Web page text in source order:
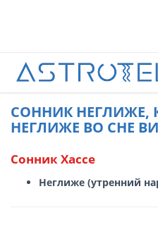
CОННИК НЕГЛИЖЕ,
НЕГЛИЖЕ ВО СНЕ
Сонник Хассе
Неглиже (утренний